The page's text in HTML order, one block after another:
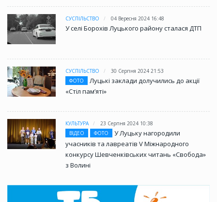
СУСПІЛЬСТВО 04 Вересня 2024 16:48
У селі Борохів Луцького району сталася ДТП
СУСПІЛЬСТВО
30 Серпня 2024 21:53
ФОТО
Луцькі заклади долучились до акції
«Стіл памʼяті»
КУЛЬТУРА
23 Серпня 2024 10:38
ВІДЕО
ФОТО
У Луцьку нагородили
учасників та лавреатів V Міжнародного
конкурсу Шевченківських читань «Свобода»
з Волині